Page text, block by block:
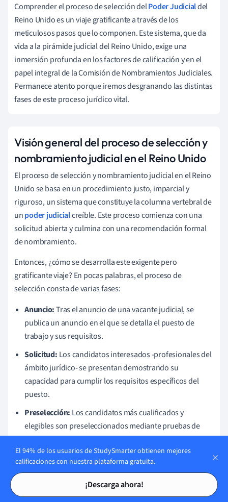
Tarjetas de estudio
Tarjetas de estudio
Comprender el proceso de selección delPoder Judicialdel
Reino Unido es un viaje gratificante a través de los
meticulosos pasos que lo componen. Este sistema, que da
vida a la pirámide judicial del Reino Unido, exige una
inmersión profunda en los factores de calificación y en el
papel integral de la Comisión de Nombramientos Judiciales.
Permanece atento porque iremos desgranando las distintas
fases de este proceso jurídico vital.
Visión general del proceso de selección y
nombramiento judicial en el Reino Unido
El proceso de selección y nombramiento judicial en el Reino
Unido se basa en un procedimiento justo, imparcial y
riguroso, un sistema que constituye la columna vertebral de
unpoder judicialcreíble. Este proceso comienza con una
solicitud abierta y culmina con una recomendación formal
de nombramiento.
Entonces, ¿cómo se desarrolla este exigente pero
gratificante viaje? En pocas palabras, el proceso de
selección consta de varias fases:
Anuncio:Tras el anuncio de una vacante judicial, se
publica un anuncio en el que se detalla el puesto de
trabajo y sus requisitos.
Solicitud: Los candidatos interesados -profesionales del
ámbito jurídico- se presentan demostrando su
capacidad para cumplir los requisitos específicos del
puesto.
Preselección: Los candidatos más cualificados y
elegibles son preseleccionados mediante pruebas de
aptitud dirigidas a valorar el liderazgo, la capacidad
intelectual y la imparcialidad.
Entrevista:Los candidatos preseleccionados pasan a la
fase de entrevista, en la que se ejerce un nivel de
escrutinio más profundo.
El 94% de los usuarios de StudySmarter obtienen mejores
calificaciones con nuestra plataforma gratuita.
¡Descarga ahora!